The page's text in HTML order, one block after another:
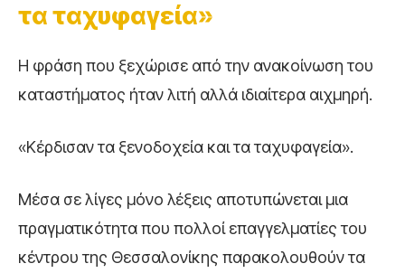
τα ταχυφαγεία»
Η φράση που ξεχώρισε από την ανακοίνωση του
καταστήματος ήταν λιτή αλλά ιδιαίτερα αιχμηρή.
«Κέρδισαν τα ξενοδοχεία και τα ταχυφαγεία».
Μέσα σε λίγες μόνο λέξεις αποτυπώνεται μια
πραγματικότητα που πολλοί επαγγελματίες του
κέντρου της Θεσσαλονίκης παρακολουθούν τα